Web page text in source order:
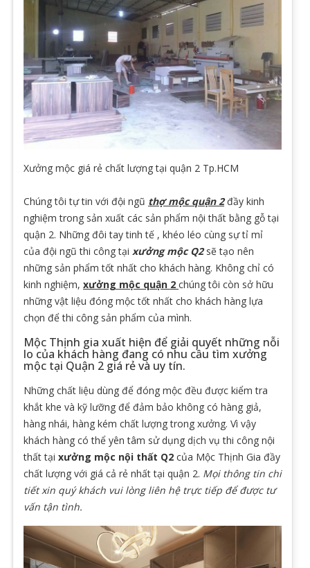
Xưởng mộc giá rẻ chất lượng tại quận 2 Tp.HCM
Chúng tôi tự tin với đội ngũ thợ mộc quận 2đầy kinh
nghiệm trong sản xuất các sản phẩm nội thất bằng gỗ tại
quận 2. Những đôi tay tinh tế , khéo léo cùng sự tỉ mỉ
của đội ngũ thi công tại xưởng mộc Q2sẽ tạo nên
những sản phẩm tốt nhất cho khách hàng. Không chỉ có
kinh nghiệm, xưởng mộc quận 2 chúng tôi còn sở hữu
những vật liệu đóng mộc tốt nhất cho khách hàng lựa
chọn để thi công sản phẩm của mình.
Mộc Thịnh gia xuất hiện để giải quyết những nỗi
lo của khách hàng đang có nhu cầu tìm xưởng
mộc tại Quận 2 giá rẻ và uy tín.
Những chất liệu dùng để đóng mộc đều được kiểm tra
khắt khe và kỹ lưỡng để đảm bảo không có hàng giả,
hàng nhái, hàng kém chất lượng trong xưởng. Vì vậy
khách hàng có thể yên tâm sử dụng dịch vụ thi công nội
thất tại xưởng mộc nội thất Q2 của Mộc Thịnh Gia đầy
chất lượng với giá cả rẻ nhất tại quận 2. Mọi thông tin chi
tiết xin quý khách vui lòng liên hệ trực tiếp để được tư
vấn tận tình.